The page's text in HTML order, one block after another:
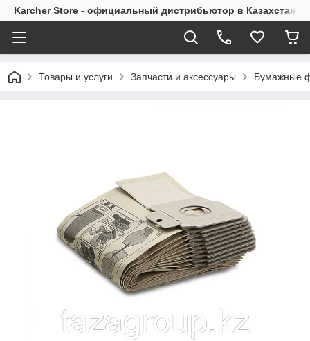
Karcher Store - официальный дистрибьютор в Казахстане
Товары и услуги Запчасти и аксессуары Бумажные